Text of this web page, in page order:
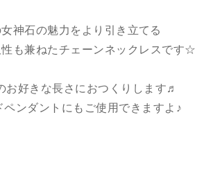
神石の魅力をより引き立てる
も兼ねたチェーンネックレスです☆
お好きな長さにおつくりします♬
ンダントにもご使用できますよ♪